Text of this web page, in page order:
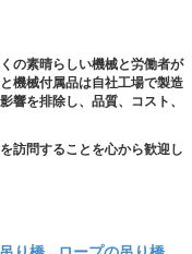
の素晴らしい機械と労働者が
機械付属品は自社工場で製造
響を排除し、品質、コスト、
訪問することを心から歓迎し